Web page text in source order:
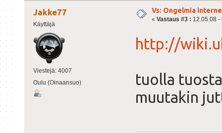
Jakke77
Käyttäjä
Viestejä: 4007
Oulu (Oinaansuo)
Vs: Ongelmia
« Vastaus #3 : 12.05.08 -
http://
tuolla
muutakin